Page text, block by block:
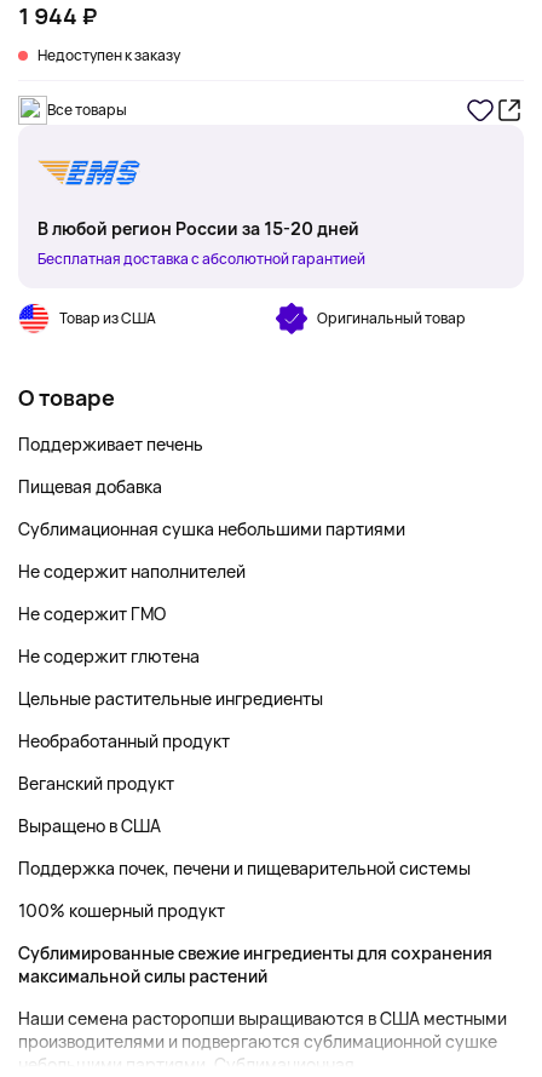
1 944 ₽
Недоступен к заказу
Все товары
В любой регион России за 15-20 дней
Бесплатная доставка с абсолютной гарантией
Товар из США Оригинальный товар
О товаре
Поддерживает печень
Пищевая добавка
Сублимационная сушка небольшими партиями
Не содержит наполнителей
Не содержит ГМО
Не содержит глютена
Цельные растительные ингредиенты
Необработанный продукт
Веганский продукт
Выращено в США
Поддержка почек, печени и пищеварительной системы
100% кошерный продукт
Сублимированные свежие ингредиенты для сохранения
максимальной силы растений
Наши семена расторопши выращиваются в США местными
производителями и подвергаются сублимационной сушке
небольшими партиями. Сублимационная...